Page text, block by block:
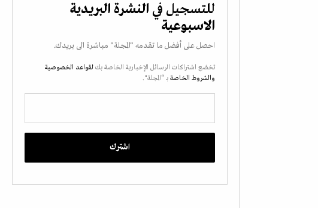
للتسجيل في النشرة البريدية
الاسبوعية
احصل على أفضل ما تقدمه "المجلة" مباشرة الى بريدك.
تخضع اشتراكات الرسائل الإخبارية الخاصة بك لقواعد الخصوصية
والشروط الخاصة بـ “المجلة".